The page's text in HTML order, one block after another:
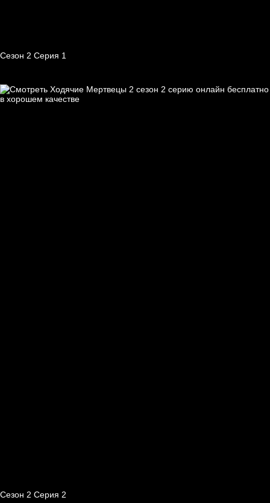
Сезон 2 Серия 1
Сезон 2 Серия 2